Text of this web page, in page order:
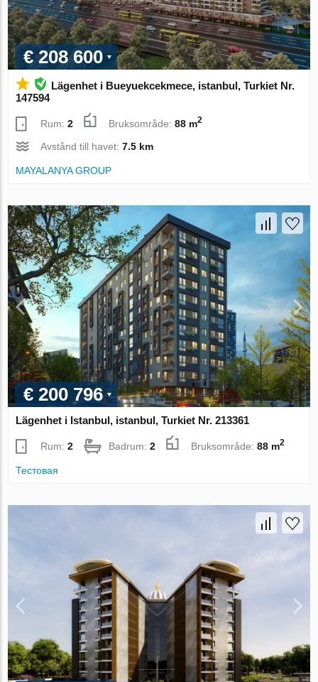
€ 208 600
Lägenhet i Bueyuekcekmece, istanbul, Turkiet Nr.
147594
Rum:2 Bruksområde:88 m2
Avstånd till havet:7.5 km
MAYALANYA GROUP
€ 200 796
Lägenhet i Istanbul, istanbul, Turkiet Nr. 213361
Rum:2 Badrum:2 Bruksområde:88 m2
Тестовая